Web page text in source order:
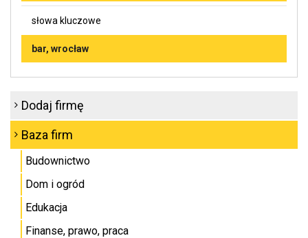
słowa kluczowe
bar, wrocław
Dodaj firmę
Baza firm
Budownictwo
Dom i ogród
Edukacja
Finanse, prawo, praca